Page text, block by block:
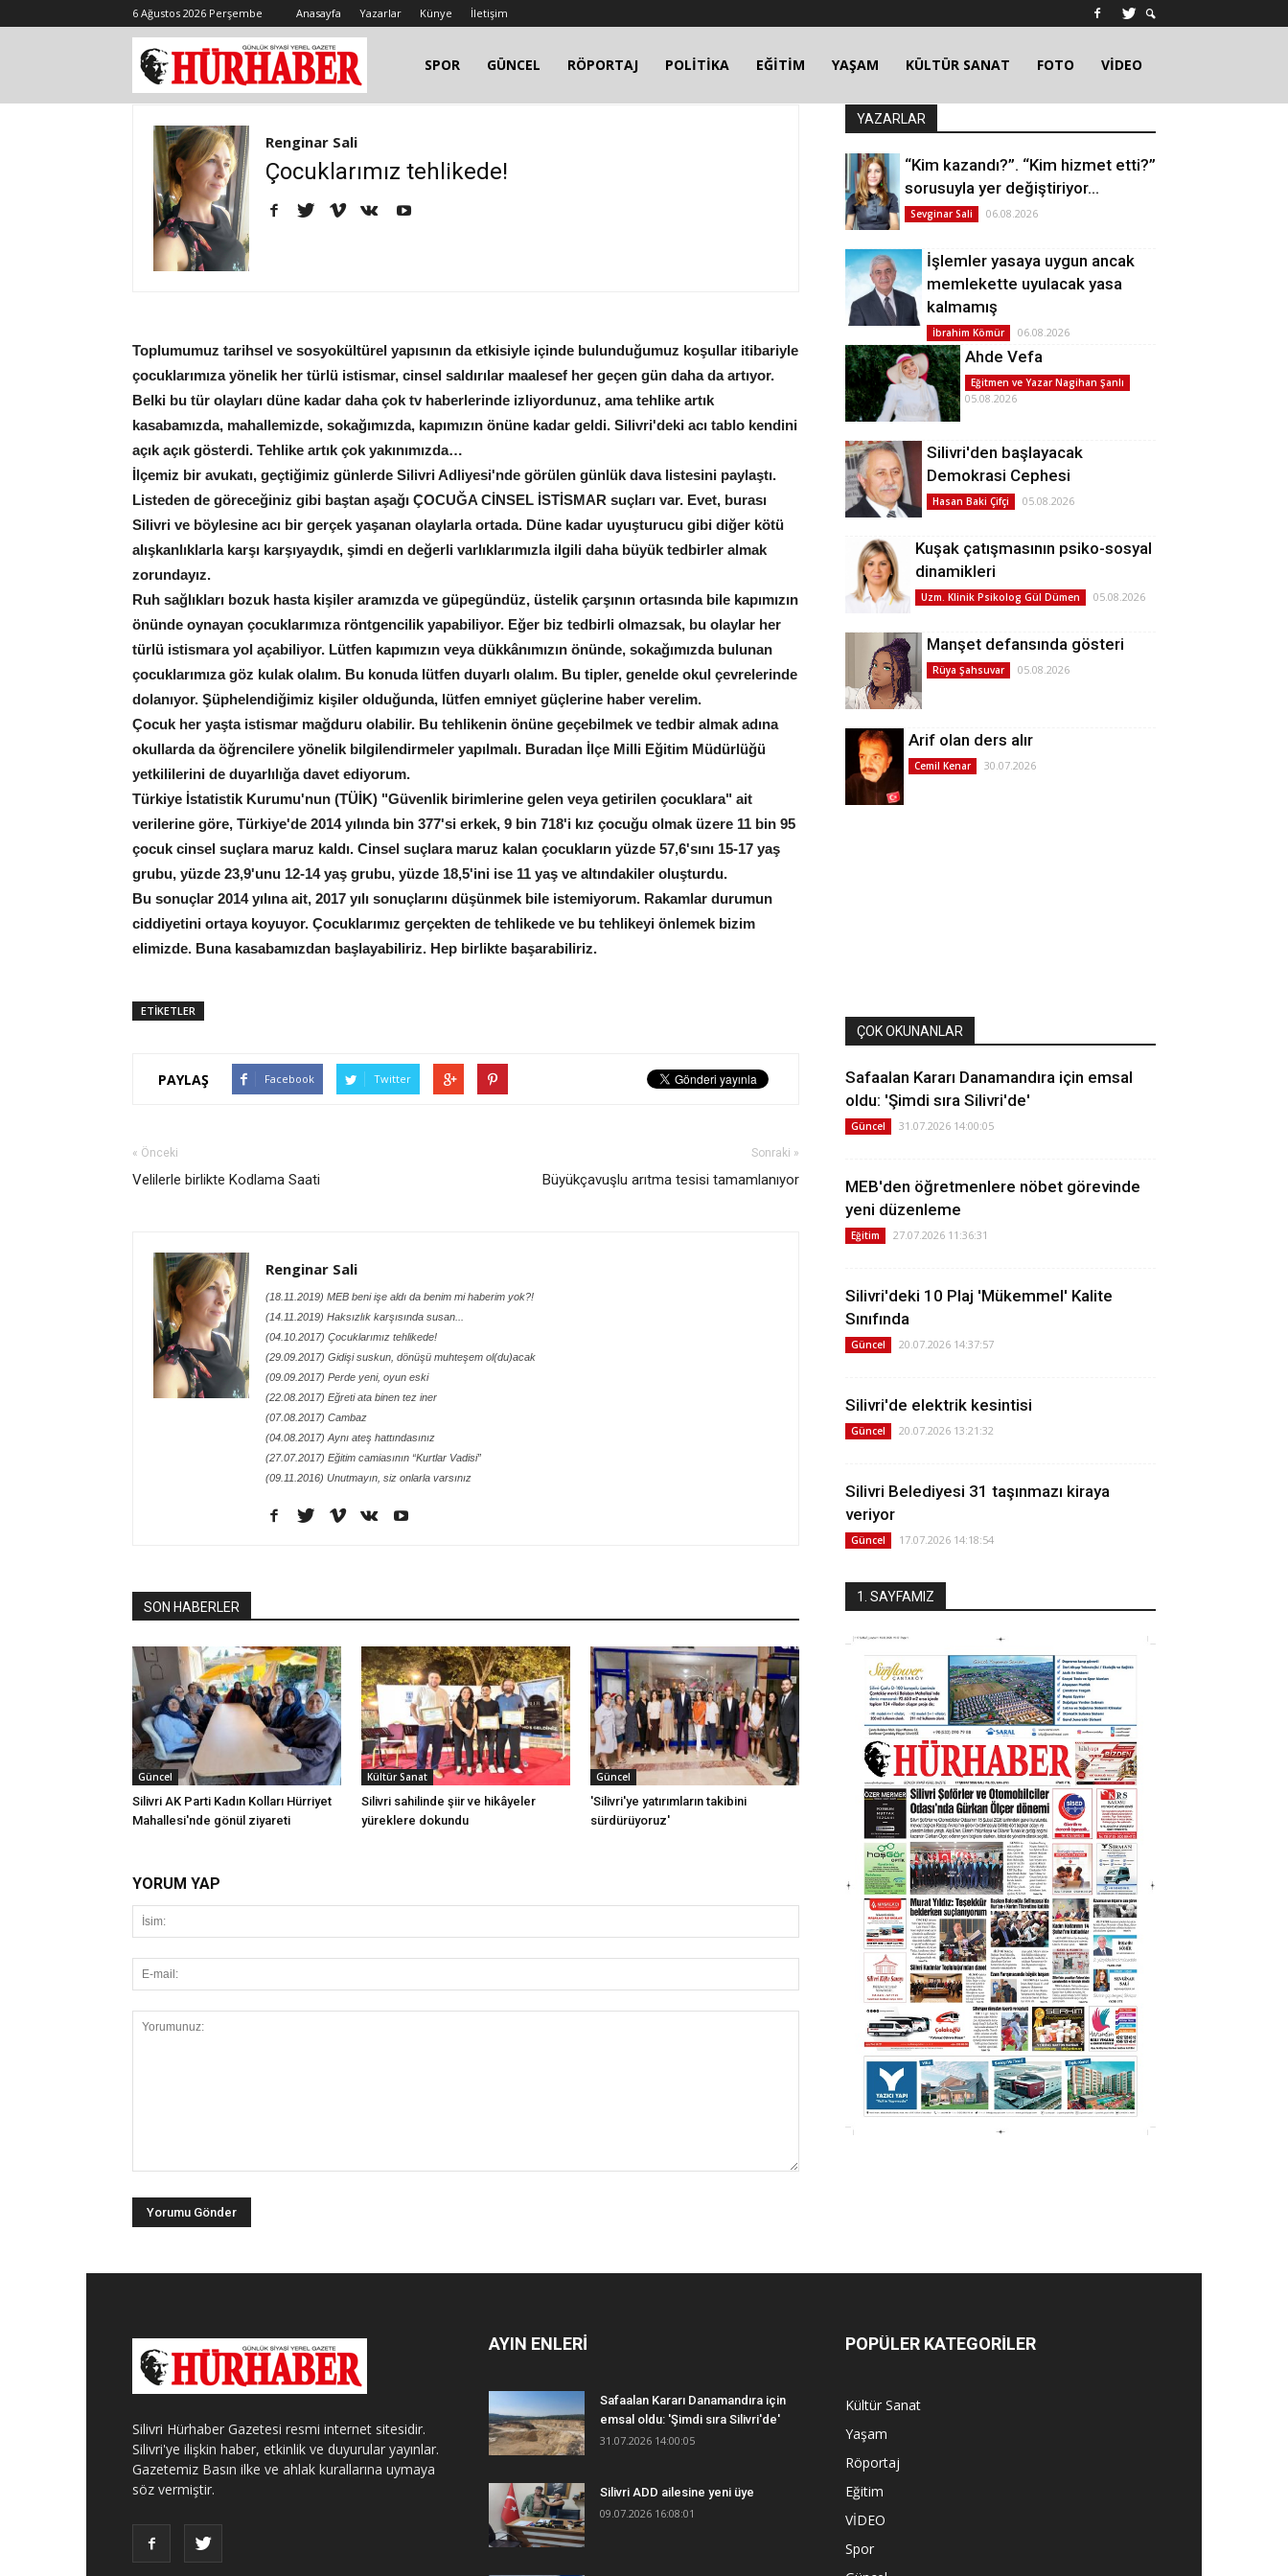
6 Ağustos 2026 Perşembe Anasayfa Yazarlar Künye İletişim
SPOR GÜNCEL RÖPORTAJ POLİTİKA EĞİTİM YAŞAM KÜLTÜR SANAT FOTO VİDEO
Renginar Sali
Çocuklarımız tehlikede!
Toplumumuz tarihsel ve sosyokültürel yapısının da etkisiyle içinde bulunduğumuz koşullar itibariyle
çocuklarımıza yönelik her türlü istismar, cinsel saldırılar maalesef her geçen gün daha da artıyor.
Belki bu tür olayları düne kadar daha çok tv haberlerinde izliyordunuz, ama tehlike artık
kasabamızda, mahallemizde, sokağımızda, kapımızın önüne kadar geldi. Silivri'deki acı tablo kendini
açık açık gösterdi. Tehlike artık çok yakınımızda…
İlçemiz bir avukatı, geçtiğimiz günlerde Silivri Adliyesi'nde görülen günlük dava listesini paylaştı.
Listeden de göreceğiniz gibi baştan aşağı ÇOCUĞA CİNSEL İSTİSMAR suçları var. Evet, burası
Silivri ve böylesine acı bir gerçek yaşanan olaylarla ortada. Düne kadar uyuşturucu gibi diğer kötü
alışkanlıklarla karşı karşıyaydık, şimdi en değerli varlıklarımızla ilgili daha büyük tedbirler almak
zorundayız.
Ruh sağlıkları bozuk hasta kişiler aramızda ve güpegündüz, üstelik çarşının ortasında bile kapımızın
önünde oynayan çocuklarımıza röntgencilik yapabiliyor. Eğer biz tedbirli olmazsak, bu olaylar her
türlü istismara yol açabiliyor. Lütfen kapımızın veya dükkânımızın önünde, sokağımızda bulunan
çocuklarımıza göz kulak olalım. Bu konuda lütfen duyarlı olalım. Bu tipler, genelde okul çevrelerinde
dolanıyor. Şüphelendiğimiz kişiler olduğunda, lütfen emniyet güçlerine haber verelim.
Çocuk her yaşta istismar mağduru olabilir. Bu tehlikenin önüne geçebilmek ve tedbir almak adına
okullarda da öğrencilere yönelik bilgilendirmeler yapılmalı. Buradan İlçe Milli Eğitim Müdürlüğü
yetkililerini de duyarlılığa davet ediyorum.
Türkiye İstatistik Kurumu'nun (TÜİK) "Güvenlik birimlerine gelen veya getirilen çocuklara" ait
verilerine göre, Türkiye'de 2014 yılında bin 377'si erkek, 9 bin 718'i kız çocuğu olmak üzere 11 bin 95
çocuk cinsel suçlara maruz kaldı. Cinsel suçlara maruz kalan çocukların yüzde 57,6'sını 15-17 yaş
grubu, yüzde 23,9'unu 12-14 yaş grubu, yüzde 18,5'ini ise 11 yaş ve altındakiler oluşturdu.
Bu sonuçlar 2014 yılına ait, 2017 yılı sonuçlarını düşünmek bile istemiyorum. Rakamlar durumun
ciddiyetini ortaya koyuyor. Çocuklarımız gerçekten de tehlikede ve bu tehlikeyi önlemek bizim
elimizde. Buna kasabamızdan başlayabiliriz. Hep birlikte başarabiliriz.
ETİKETLER
PAYLAŞ Facebook Twitter
« Önceki
Velilerle birlikte Kodlama Saati
Sonraki »
Büyükçavuşlu arıtma tesisi tamamlanıyor
Renginar Sali
(18.11.2019) MEB beni işe aldı da benim mi haberim yok?!
(14.11.2019) Haksızlık karşısında susan...
(04.10.2017) Çocuklarımız tehlikede!
(29.09.2017) Gidişi suskun, dönüşü muhteşem ol(du)acak
(09.09.2017) Perde yeni, oyun eski
(22.08.2017) Eğreti ata binen tez iner
(07.08.2017) Cambaz
(04.08.2017) Aynı ateş hattındasınız
(27.07.2017) Eğitim camiasının “Kurtlar Vadisi”
(09.11.2016) Unutmayın, siz onlarla varsınız
SON HABERLER
Güncel
Silivri AK Parti Kadın Kolları Hürriyet
Mahallesi'nde gönül ziyareti
Kültür Sanat
Silivri sahilinde şiir ve hikâyeler
yüreklere dokundu
Güncel
'Silivri'ye yatırımların takibini
sürdürüyoruz'
YORUM YAP
YAZARLAR
“Kim kazandı?”. “Kim hizmet etti?”
sorusuyla yer değiştiriyor…
Sevginar Sali 06.08.2026
İşlemler yasaya uygun ancak
memlekette uyulacak yasa
kalmamış
İbrahim Kömür 06.08.2026
Ahde Vefa
Eğitmen ve Yazar Nagihan Şanlı
05.08.2026
Silivri'den başlayacak
Demokrasi Cephesi
Hasan Baki Çifçi 05.08.2026
Kuşak çatışmasının psiko-sosyal
dinamikleri
Uzm. Klinik Psikolog Gül Dümen 05.08.2026
Manşet defansında gösteri
Rüya Şahsuvar 05.08.2026
Arif olan ders alır
Cemil Kenar 30.07.2026
ÇOK OKUNANLAR
Safaalan Kararı Danamandıra için emsal
oldu: 'Şimdi sıra Silivri'de'
Güncel 31.07.2026 14:00:05
MEB'den öğretmenlere nöbet görevinde
yeni düzenleme
Eğitim 27.07.2026 11:36:31
Silivri'deki 10 Plaj 'Mükemmel' Kalite
Sınıfında
Güncel 20.07.2026 14:37:57
Silivri'de elektrik kesintisi
Güncel 20.07.2026 13:21:32
Silivri Belediyesi 31 taşınmazı kiraya
veriyor
Güncel 17.07.2026 14:18:54
1. SAYFAMIZ
Silivri Hürhaber Gazetesi resmi internet sitesidir.
Silivri'ye ilişkin haber, etkinlik ve duyurular yayınlar.
Gazetemiz Basın ilke ve ahlak kurallarına uymaya
söz vermiştir.
AYIN ENLERİ
Safaalan Kararı Danamandıra için
emsal oldu: 'Şimdi sıra Silivri'de'
31.07.2026 14:00:05
Silivri ADD ailesine yeni üye
09.07.2026 16:08:01
POPÜLER KATEGORİLER
Kültür Sanat
Yaşam
Röportaj
Eğitim
VİDEO
Spor